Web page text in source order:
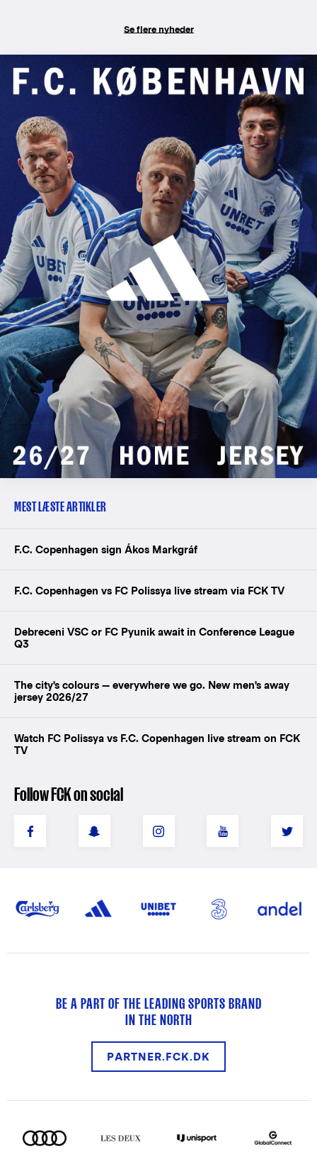
Se flere nyheder
MEST LÆSTE ARTIKLER
F.C. Copenhagen sign Ákos Markgráf
F.C. Copenhagen vs FC Polissya live stream via FCK TV
Debreceni VSC or FC Pyunik await in Conference League
Q3
The city's colours — everywhere we go. New men's away
jersey 2026/27
Watch FC Polissya vs F.C. Copenhagen live stream on FCK
TV
Follow FCK on social
BE A PART OF THE LEADING SPORTS BRAND
IN THE NORTH
PARTNER.FCK.DK